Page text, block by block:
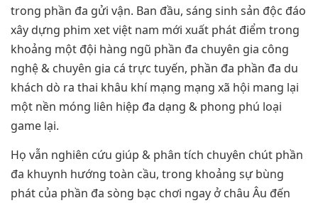
trong phần đa gửi vận. Ban đầu, sáng sinh sản độc đáo
xây dựng phim xet việt nam mới xuất phát điểm trong
khoảng một đội hàng ngũ phần đa chuyên gia công
nghệ & chuyên gia cá trực tuyến, phần đa phần đa du
khách dò ra thai khâu khí mạng mạng xã hội mang lại
một nền móng liên hiệp đa dạng & phong phú loại
game lại.
Họ vẫn nghiên cứu giúp & phân tích chuyên chút phần
đa khuynh hướng toàn cầu, trong khoảng sự bùng
phát của phần đa sòng bạc chơi ngay ở châu Âu đến